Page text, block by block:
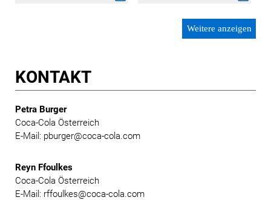
Weitere anzeigen
KONTAKT
Petra Burger
Coca-Cola Österreich
E-Mail: pburger@coca-cola.com
Reyn Ffoulkes
Coca-Cola Österreich
E-Mail: rffoulkes@coca-cola.com